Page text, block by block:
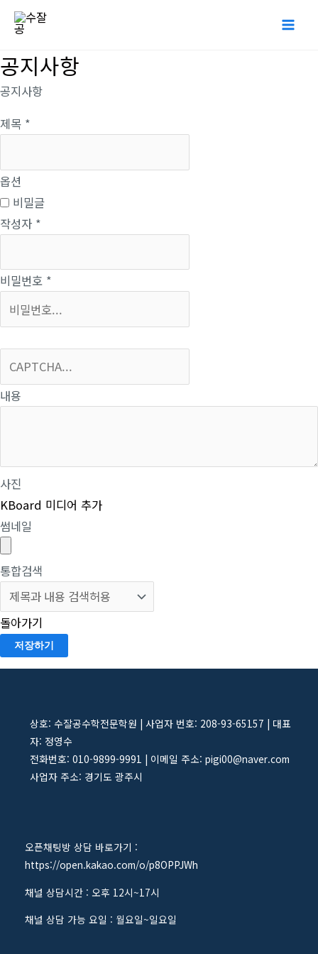
로
건
너
뛰
공지사항
공지사항
제목 *
옵션
비밀글
작성자 *
비밀번호 *
내용
사진
KBoard 미디어 추가
썸네일
통합검색
돌아가기
저장하기
상호: 수잘공수학전문학원 | 사업자 번호: 208-93-65157 | 대표
자: 정영수
전화번호: 010-9899-9991 | 이메일 주소: pigi00@naver.com
사업자 주소: 경기도 광주시
오픈채팅방 상담 바로가기 :
https://open.kakao.com/o/p8OPPJWh
채널 상담시간 : 오후 12시~17시
채널 상담 가능 요일 : 월요일~일요일